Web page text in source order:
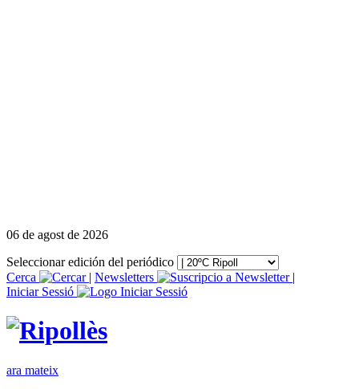
06 de agost de 2026
Seleccionar edición del periódico
Cerca
| Newsletters
|
Iniciar Sessió
ara mateix